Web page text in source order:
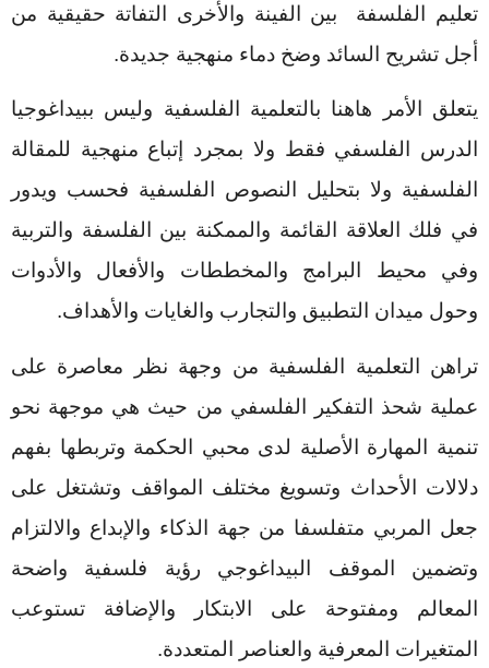
تعليم الفلسفة بين الفينة والأخرى التفاتة حقيقية من
أجل تشريح السائد وضخ دماء منهجية جديدة.
يتعلق الأمر هاهنا بالتعلمية الفلسفية وليس ببيداغوجيا
الدرس الفلسفي فقط ولا بمجرد إتباع منهجية للمقالة
الفلسفية ولا بتحليل النصوص الفلسفية فحسب ويدور
في فلك العلاقة القائمة والممكنة بين الفلسفة والتربية
وفي محيط البرامج والمخططات والأفعال والأدوات
وحول ميدان التطبيق والتجارب والغايات والأهداف.
تراهن التعلمية الفلسفية من وجهة نظر معاصرة على
عملية شحذ التفكير الفلسفي من حيث هي موجهة نحو
تنمية المهارة الأصلية لدى محبي الحكمة وتربطها بفهم
دلالات الأحداث وتسويغ مختلف المواقف وتشتغل على
جعل المربي متفلسفا من جهة الذكاء والإبداع والالتزام
وتضمين الموقف البيداغوجي رؤية فلسفية واضحة
المعالم ومفتوحة على الابتكار والإضافة تستوعب
المتغيرات المعرفية والعناصر المتعددة.